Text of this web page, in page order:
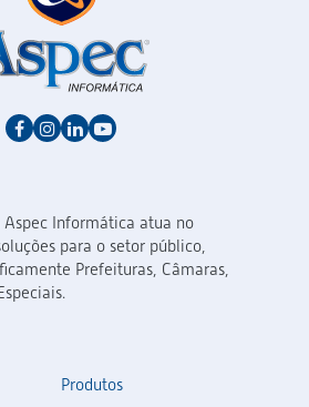
Aspec Informática atua no
para o setor público,
Prefeituras, Câmaras,
Produtos